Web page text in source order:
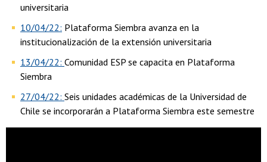
universitaria
10/04/22: Plataforma Siembra avanza en la
institucionalización de la extensión universitaria
13/04/22: Comunidad ESP se capacita en Plataforma
Siembra
27/04/22: Seis unidades académicas de la Universidad de
Chile se incorporarán a Plataforma Siembra este semestre